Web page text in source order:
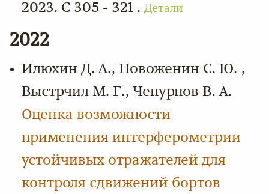
2023. С 305 - 321 . Детали
2022
Илюхин Д. А., Новоженин С. Ю. ,
Выстрчил М. Г., Чепурнов В. А.
Оценка возможности
применения интерферометрии
устойчивых отражателей для
контроля сдвижений бортов